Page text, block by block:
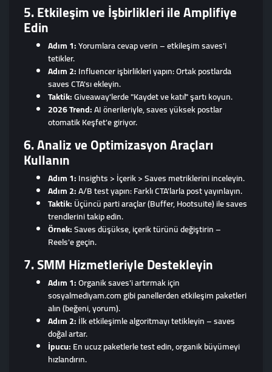
5. Etkileşim ve İşbirlikleri ile Amplifiye
Edin
Adım 1:Yorumlara cevap verin – etkileşim saves'i
tetikler.
Adım 2:Influencer işbirlikleri yapın: Ortak postlarda
saves CTA'sı ekleyin.
Taktik:Giveaway'lerde "Kaydet ve katıl" şartı koyun.
2026 Trend:AI önerileriyle, saves yüksek postlar
otomatik Keşfet'e giriyor.
6. Analiz ve Optimizasyon Araçları
Kullanın
Adım 1:Insights > İçerik > Saves metriklerini inceleyin.
Adım 2:A/B test yapın: Farklı CTA'larla post yayınlayın.
Taktik:Üçüncü parti araçlar (Buffer, Hootsuite) ile saves
trendlerini takip edin.
Örnek:Saves düşükse, içerik türünü değiştirin –
Reels'e geçin.
7. SMM Hizmetleriyle Destekleyin
Adım 1:Organik saves'i artırmak için
sosyalmediyam.com gibi panellerden etkileşim paketleri
alın (beğeni, yorum).
Adım 2:İlk etkileşimle algoritmayı tetikleyin – saves
doğal artar.
İpucu:En ucuz paketlerle test edin, organik büyümeyi
hızlandırın.